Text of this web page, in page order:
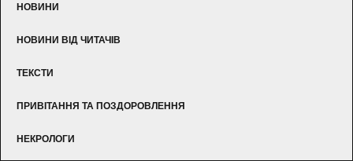
НОВИНИ
НОВИНИ ВІД ЧИТАЧІВ
ТЕКСТИ
ПРИВІТАННЯ ТА ПОЗДОРОВЛЕННЯ
НЕКРОЛОГИ